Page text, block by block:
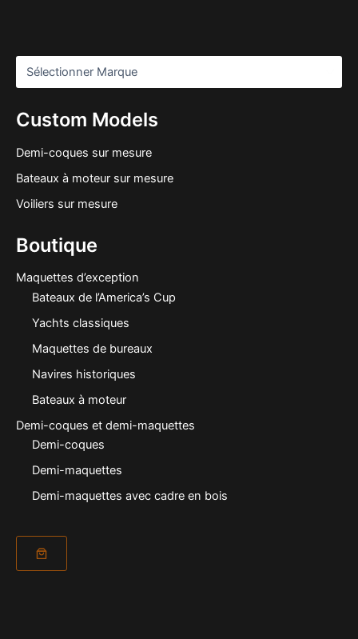
Custom Models
Demi-coques sur mesure
Bateaux à moteur sur mesure
Voiliers sur mesure
Boutique
Maquettes d’exception
Bateaux de l’America’s Cup
Yachts classiques
Maquettes de bureaux
Navires historiques
Bateaux à moteur
Demi-coques et demi-maquettes
Demi-coques
Demi-maquettes
Demi-maquettes avec cadre en bois